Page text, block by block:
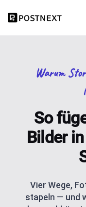
Warum
So
Bilder
Vier Wege,
stapeln — und